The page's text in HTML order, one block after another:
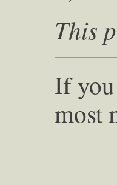
This
If
most